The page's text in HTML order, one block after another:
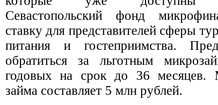
Севастопольский фонд
ставку для представителей сферы
питания и гостеприимства.
обратиться за льготным
годовых на срок до 36 месяцев.
займа составляет 5 млн рублей.